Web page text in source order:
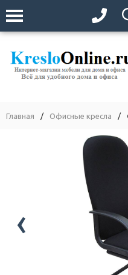
Главная / Офисные кресла /
‹